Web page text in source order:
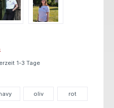
1-3 Tage
oliv rot